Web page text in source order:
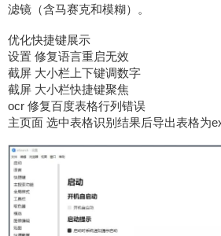
滤镜（含马赛克和模糊）。
优化快捷键展示
设置 修复语言重启无效
截屏 大小栏上下键调数字
截屏 大小栏快捷键聚焦
ocr 修复百度表格行列错误
主页面 选中表格识别结果后导出表格为